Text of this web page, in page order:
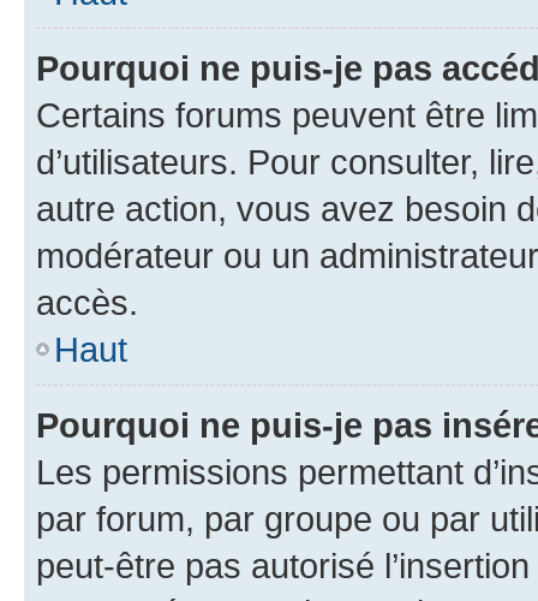
Pourquoi ne puis-je pas
Certains forums peuvent être
d’utilisateurs. Pour consulter,
autre action, vous avez besoin
modérateur ou un
accès.
Haut
Pourquoi ne puis-je pas
Les permissions permettant
par forum, par groupe ou par
peut-être pas autorisé